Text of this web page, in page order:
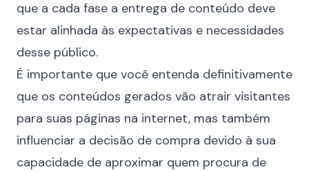
que a cada fase a entrega de conteúdo deve
estar alinhada às expectativas e necessidades
desse público.
É importante que você entenda definitivamente
que os conteúdos gerados vão atrair visitantes
para suas páginas na internet, mas também
influenciar a decisão de compra devido à sua
capacidade de aproximar quem procura de